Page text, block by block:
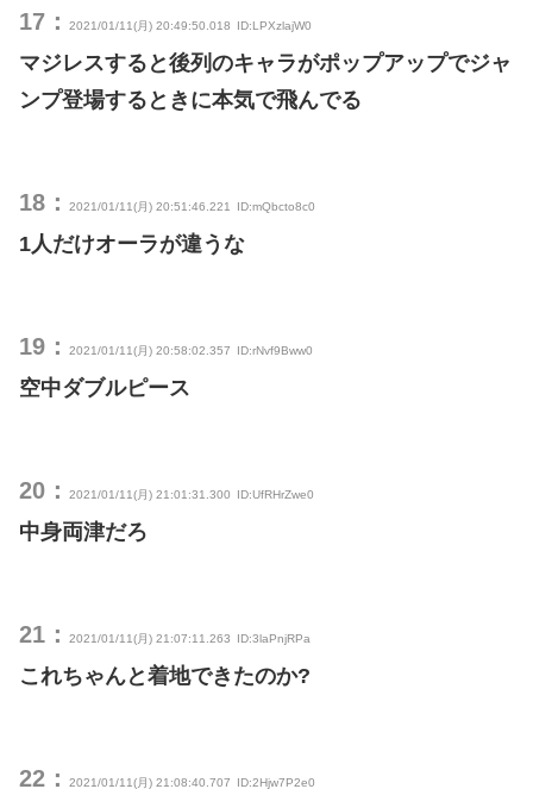
17： 2021/01/11(月) 20:49:50.018 ID:LPXzlajW0
マジレスすると後列のキャラがポップアップでジャ
ンプ登場するときに本気で飛んでる
18： 2021/01/11(月) 20:51:46.221 ID:mQbcto8c0
1人だけオーラが違うな
19： 2021/01/11(月) 20:58:02.357 ID:rNvf9Bww0
空中ダブルピース
20： 2021/01/11(月) 21:01:31.300 ID:UfRHrZwe0
中身両津だろ
21： 2021/01/11(月) 21:07:11.263 ID:3laPnjRPa
これちゃんと着地できたのか?
22： 2021/01/11(月) 21:08:40.707 ID:2Hjw7P2e0